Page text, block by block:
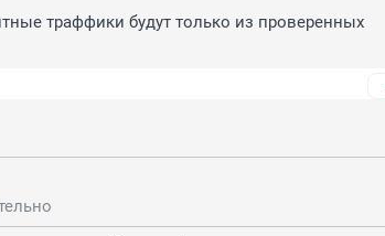
траффики будут только из проверенных